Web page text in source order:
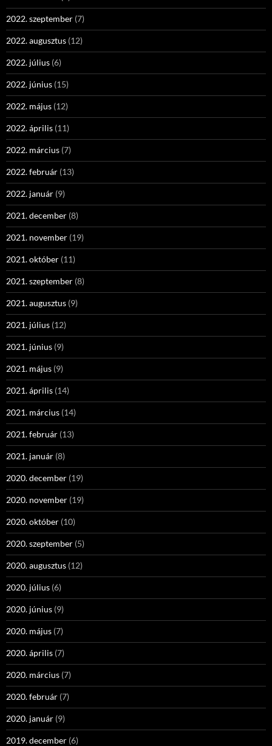
2022. szeptember (7)
2022. augusztus (12)
2022. július (6)
2022. június (15)
2022. május (12)
2022. április (11)
2022. március (7)
2022. február (13)
2022. január (9)
2021. december (8)
2021. november (19)
2021. október (11)
2021. szeptember (8)
2021. augusztus (9)
2021. július (12)
2021. június (9)
2021. május (9)
2021. április (14)
2021. március (14)
2021. február (13)
2021. január (8)
2020. december (19)
2020. november (19)
2020. október (10)
2020. szeptember (5)
2020. augusztus (12)
2020. július (6)
2020. június (9)
2020. május (7)
2020. április (7)
2020. március (7)
2020. február (7)
2020. január (9)
2019. december (6)